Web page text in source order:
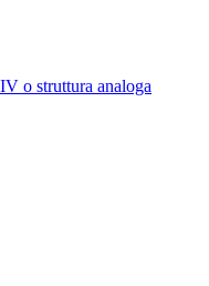
o struttura analoga